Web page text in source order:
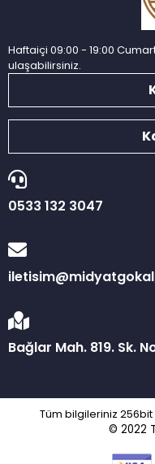
Haftaiçi 09:00 - 19:00
ulaşabilirsiniz.
0533 132 3047
Bağlar Mah. 819. Sk.
Tüm bilgileriniz 256bit
© 2022